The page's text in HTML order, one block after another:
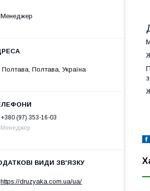
Менеджер
Полтава, Полтава, Україна
+380 (97) 353-16-03
Менеджер
https://druzyaka.com.ua/ua/